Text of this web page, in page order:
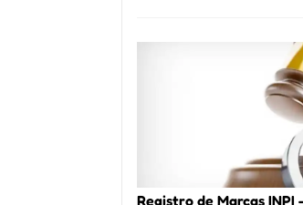
Registro de Marcas INPI